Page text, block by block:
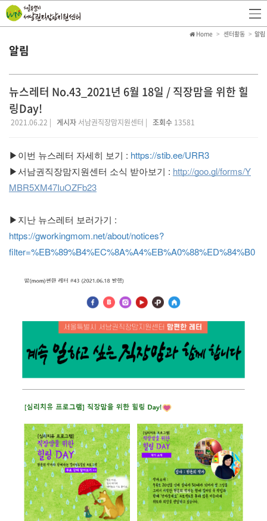
알림
Home 센터활동 알림
뉴스레터 No.43_2021년 6월 18일 / 직장맘을 위한 힐
링Day!
2021.06.22 | 게시자 서남권직장맘지원센터 | 조회수 13581
▶이번 뉴스레터 자세히 보기 : https://stib.ee/URR3
▶서남권직장맘지원센터 소식 받아보기 : http://goo.gl/forms/Y
MBR5XM47IuOZFb23
▶지난 뉴스레터 보러가기 :
https://gworkingmom.net/about/notices?
filter=%EB%89%B4%EC%8A%A4%EB%A0%88%ED%84%B0